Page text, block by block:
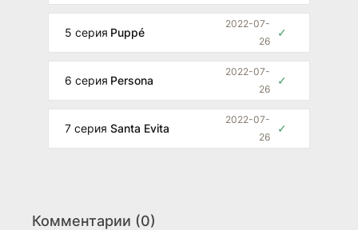
5 серия Puppé
2022-07-
26
✓
6 серия Persona
2022-07-
26
✓
7 серия Santa Evita
2022-07-
26
✓
Комментарии (0)